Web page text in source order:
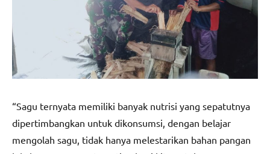
“Sagu ternyata memiliki banyak nutrisi yang sepatutnya
dipertimbangkan untuk dikonsumsi, dengan belajar
mengolah sagu, tidak hanya melestarikan bahan pangan